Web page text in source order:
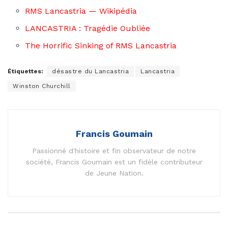
RMS Lancastria — Wikipédia
LANCASTRIA : Tragédie Oubliée
The Horrific Sinking of RMS Lancastria
Étiquettes: désastre du Lancastria Lancastria
Winston Churchill
Francis Goumain
Passionné d'histoire et fin observateur de notre
société, Francis Goumain est un fidèle contributeur
de Jeune Nation.